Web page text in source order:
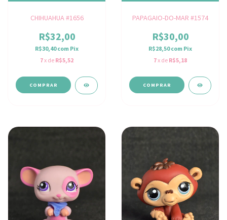
CHIHUAHUA #1656
R$32,00
R$30,40com Pix
7x de R$5,52
PAPAGAIO-DO-MAR #1574
R$30,00
R$28,50com Pix
7x de R$5,18